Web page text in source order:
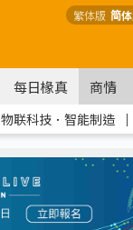
繁体版 简
每日椽真 商情
物联科技．智能制造 ｜